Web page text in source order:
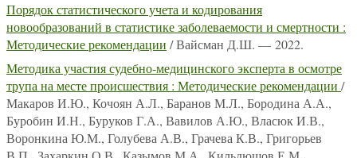
Порядок статистического учета и кодирования
новообразований в статистике заболеваемости и смертности :
Методические рекомендации / Вайсман Д.Ш. — 2022.
Методика участия судебно-медицинского эксперта в осмотре
трупа на месте происшествия : Методические рекомендации /
Макаров И.Ю., Кочоян А.Л., Баранов М.Л., Бородина А.А.,
Буробин И.Н., Буруков Г.А., Вавилов А.Ю., Власюк И.В.,
Воронкина Ю.М., Голубева А.В., Грачева К.В., Григорьев